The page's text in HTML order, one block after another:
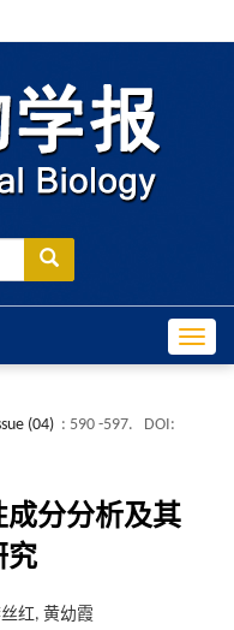
(04) : 590 -597.
DOI:
成分分析及其
究
红, 黄幼霞